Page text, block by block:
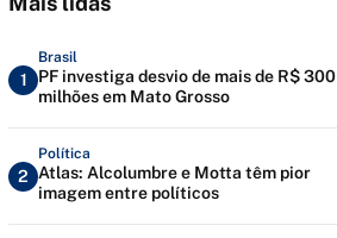
1
Brasil
PF investiga desvio de mais de R$ 300
milhões em Mato Grosso
2
Política
Atlas: Alcolumbre e Motta têm pior
imagem entre políticos